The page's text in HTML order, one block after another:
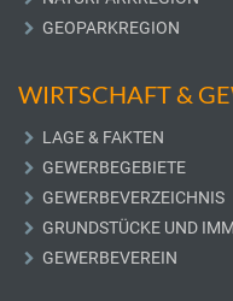
GEOPARKREGION
WIRTSCHAFT &
LAGE & FAKTEN
GEWERBEGEBIETE
GEWERBEVERZEICHNIS
GRUNDSTÜCKE UND
GEWERBEVEREIN